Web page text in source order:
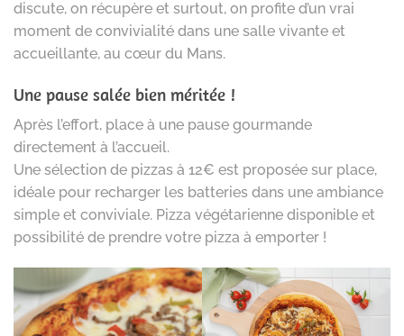
discute, on récupère et surtout, on profite d’un vrai
moment de convivialité dans une salle vivante et
accueillante, au cœur du Mans.
Une pause salée bien méritée !
Après l’effort, place à une pause gourmande
directement à l’accueil.
Une sélection de pizzas à 12€ est proposée sur place,
idéale pour recharger les batteries dans une ambiance
simple et conviviale. Pizza végétarienne disponible et
possibilité de prendre votre pizza à emporter !